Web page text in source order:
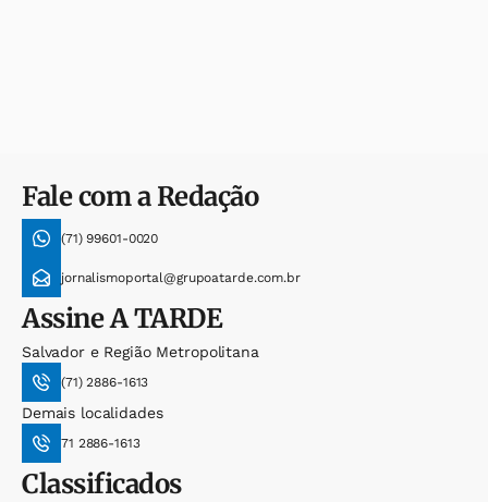
Fale com a Redação
(71) 99601-0020
jornalismoportal@grupoatarde.com.br
AssineA TARDE
Salvador e Região Metropolitana
(71) 2886-1613
Demais localidades
71 2886-1613
Classificados